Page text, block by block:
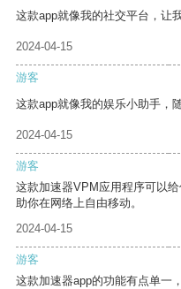
这款app就像我的社交平台，让
2024-04-15
游客
这款app就像我的娱乐小助手，
2024-04-15
游客
这款加速器VPM应用程序可以
助你在网络上自由移动。
2024-04-15
游客
这款加速器app的功能有点单一